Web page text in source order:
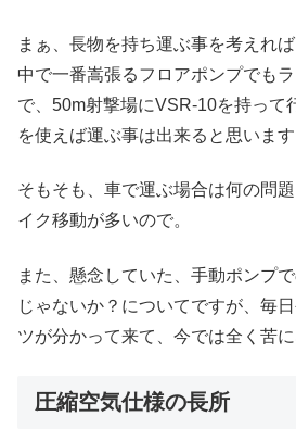
まぁ、長物を持ち運ぶ事を考えれ
中で一番嵩張るフロアポンプでも
で、50m射撃場にVSR-10を持って
を使えば運ぶ事は出来ると思います
そもそも、車で運ぶ場合は何の問
イク移動が多いので。
また、懸念していた、手動ポンプ
じゃないか？についてですが、毎
ツが分かって来て、今では全く苦に
圧縮空気仕様の長所